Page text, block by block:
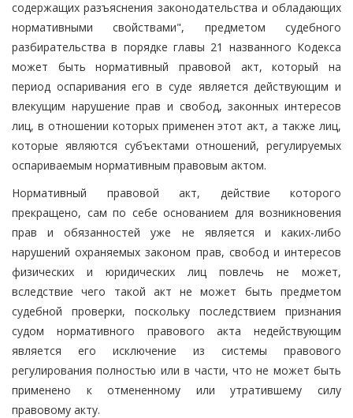
содержащих разъяснения законодательства и обладающих
нормативными свойствами", предметом судебного
разбирательства в порядке главы 21 названного Кодекса
может быть нормативный правовой акт, который на
период оспаривания его в суде является действующим и
влекущим нарушение прав и свобод, законных интересов
лиц, в отношении которых применен этот акт, а также лиц,
которые являются субъектами отношений, регулируемых
оспариваемым нормативным правовым актом.
Нормативный правовой акт, действие которого
прекращено, сам по себе основанием для возникновения
прав и обязанностей уже не является и каких-либо
нарушений охраняемых законом прав, свобод и интересов
физических и юридических лиц повлечь не может,
вследствие чего такой акт не может быть предметом
судебной проверки, поскольку последствием признания
судом нормативного правового акта недействующим
является его исключение из системы правового
регулирования полностью или в части, что не может быть
применено к отмененному или утратившему силу
правовому акту.